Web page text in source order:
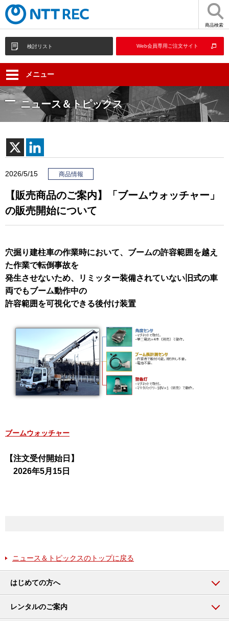
商品検索
検討リスト Web会員専用ご注文サイト
メニュー
ニュース＆トピックス
2026/5/15 商品情報
【販売商品のご案内】「ブームウォッチャー」
の販売開始について
穴掘り建柱車の作業時において、ブームの許容範囲を越え
た作業で転倒事故を
発生させないため、リミッター装備されていない旧式の車
両でもブーム動作中の
許容範囲を可視化できる後付け装置
ブームウォッチャー
【注文受付開始日】
2026年5月15日
ニュース＆トピックスのトップに戻る
はじめての方へ
レンタルのご案内